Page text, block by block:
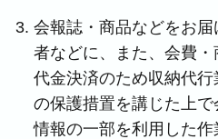
会報誌・商品などをお
者などに、また、会費
代金決済のため収納代
の保護措置を講じた上
情報の一部を利用した